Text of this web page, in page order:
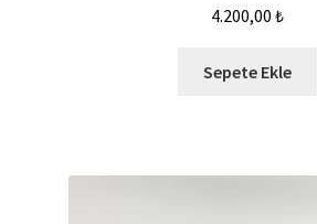
4.200,00 ₺
Sepete Ekle